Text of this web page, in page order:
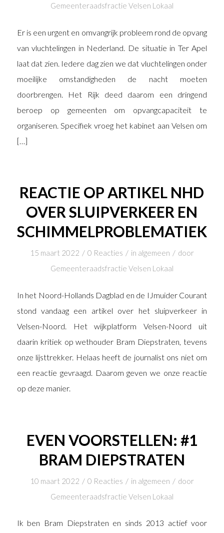
Gemeenteraadsfractie Velsen Lokaal
Er is een urgent en omvangrijk probleem rond de opvang
van vluchtelingen in Nederland. De situatie in Ter Apel
laat dat zien. Iedere dag zien we dat vluchtelingen onder
moeilijke omstandigheden de nacht moeten
doorbrengen. Het Rijk deed daarom een dringend
beroep op gemeenten om opvangcapaciteit te
organiseren. Specifiek vroeg het kabinet aan Velsen om
[…]
REACTIE OP ARTIKEL NHD
OVER SLUIPVERKEER EN
SCHIMMELPROBLEMATIEK
15 maart 2022 / 0 Reacties / in algemeen / door
Gemeenteraadsfractie Velsen Lokaal
In het Noord-Hollands Dagblad en de IJmuider Courant
stond vandaag een artikel over het sluipverkeer in
Velsen-Noord. Het wijkplatform Velsen-Noord uit
daarin kritiek op wethouder Bram Diepstraten, tevens
onze lijsttrekker. Helaas heeft de journalist ons niet om
een reactie gevraagd. Daarom geven we onze reactie
op deze manier.
EVEN VOORSTELLEN: #1
BRAM DIEPSTRATEN
10 maart 2022 / 0 Reacties / in algemeen / door
Gemeenteraadsfractie Velsen Lokaal
Ik ben Bram Diepstraten en sinds 2013 actief voor